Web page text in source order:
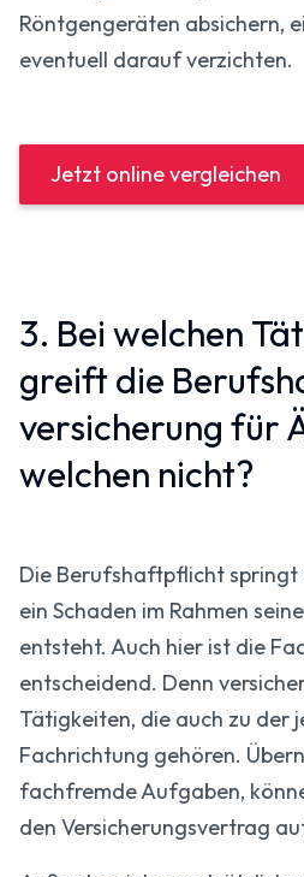
Röntgengeräten absichern,
eventuell darauf verzichten.
Jetzt online vergleichen
3. Bei welchen
greift die
versicherung für
welchen nicht?
Die Berufs­haftpflicht springt
ein Schaden im Rahmen
entsteht. Auch hier ist die
entscheidend. Denn
Tätigkeiten, die auch zu der
Fachrichtung gehören.
fachfremde Aufgaben,
den Versicherungs­vertrag